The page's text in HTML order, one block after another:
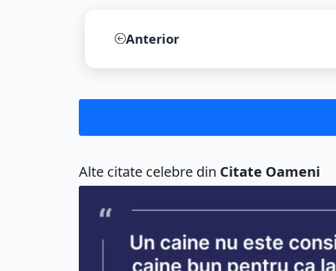
Anterior
Alte citate celebre din Citate Oameni